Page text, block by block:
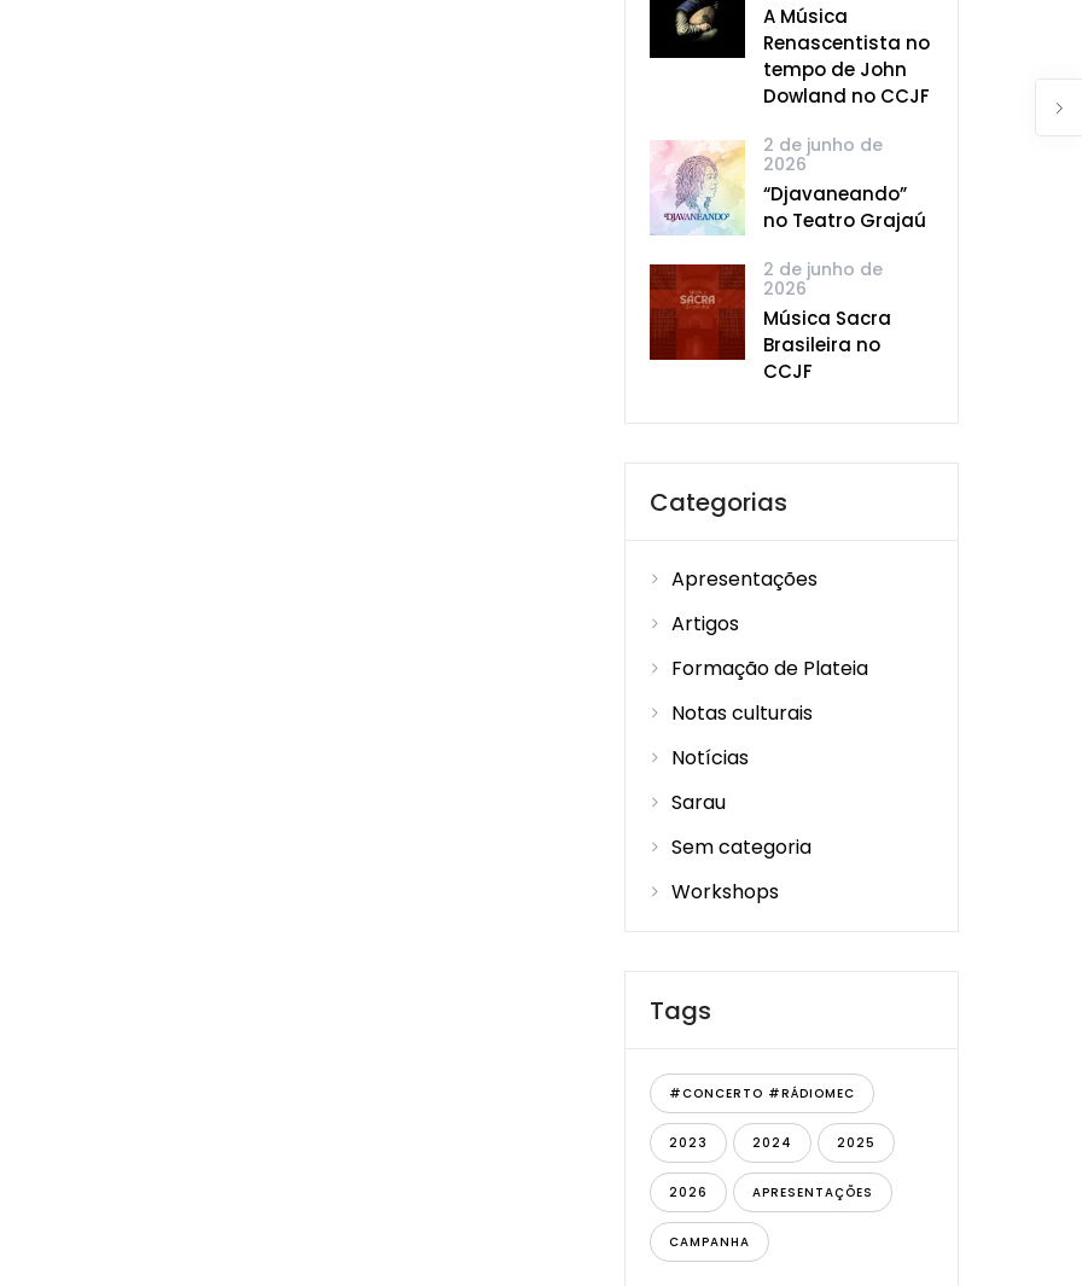
A Música
Renascentista no
tempo de John
Dowland no CCJF
2 de junho de
2026
“Djavaneando”
no Teatro Grajaú
2 de junho de
2026
Música Sacra
Brasileira no
CCJF
Categorias
Apresentações
Artigos
Formação de Plateia
Notas culturais
Notícias
Sarau
Sem categoria
Workshops
Tags
#CONCERTO #RÁDIOMEC
2023 2024 2025
2026 APRESENTAÇÕES
CAMPANHA